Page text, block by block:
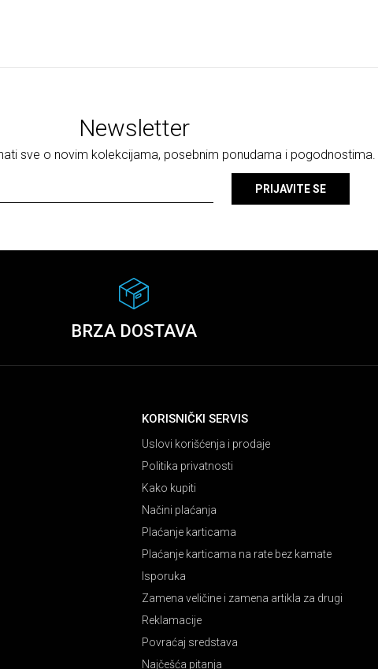
Newsletter
sve o novim kolekcijama, posebnim ponudama i pogodnostima.
PRIJAVITE SE
BRZA DOSTAVA
KORISNIČKI SERVIS
Uslovi korišćenja i prodaje
Politika privatnosti
Kako kupiti
Načini plaćanja
Plaćanje karticama
Plaćanje karticama na rate bez kamate
Isporuka
Zamena veličine i zamena artikla za drugi
Reklamacije
Povraćaj sredstava
Najčešća pitanja